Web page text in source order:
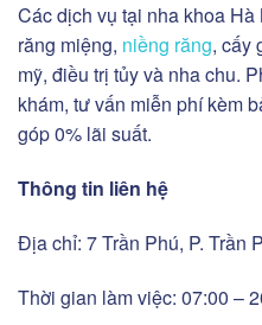
Các dịch vụ tại nha khoa
răng miệng, niềng răng, cấy
mỹ, điều trị tủy và nha chu.
khám, tư vấn miễn phí kèm
góp 0% lãi suất.
Thông tin liên hệ
Địa chỉ: 7 Trần Phú, P. Trần
Thời gian làm việc: 07:00 –